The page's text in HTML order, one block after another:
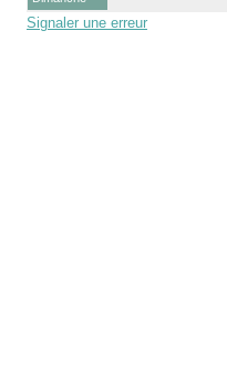
Signaler une erreur